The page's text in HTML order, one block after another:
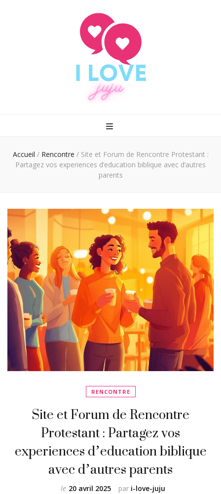
I love juju
Accueil / Rencontre / Site et Forum de Rencontre Protestant :
Partagez vos experiences d’education biblique avec d’autres
parents
RENCONTRE
Site et Forum de Rencontre
Protestant : Partagez vos
experiences d’education biblique
avec d’autres parents
par i-love-juju
le 20 avril 2025